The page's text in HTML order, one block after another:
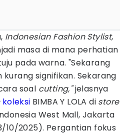
Indonesian Fashion Stylist,
masa di mana perhatian
pada warna. "Sekarang
signifikan. Sekarang
soal cutting,"jelasnya
koleksi BIMBA Y LOLA di store
West Mall, Jakarta
10/2025). Pergantian fokus